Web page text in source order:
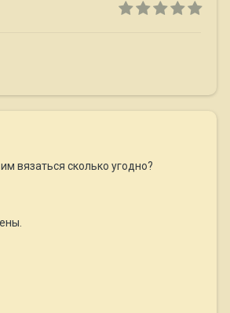
вязаться сколько угодно?